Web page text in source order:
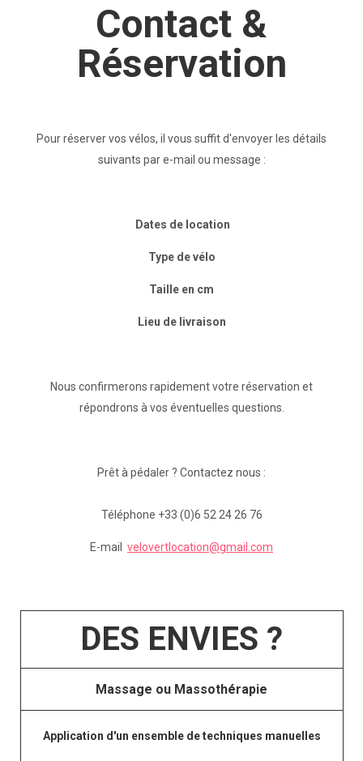
Contact &
Réservation
Pour réserver vos vélos, il vous suffit d'envoyer les détails
suivants par e-mail ou message :
Dates de location
Type de vélo
Taille en cm
Lieu de livraison
Nous confirmerons rapidement votre réservation et
répondrons à vos éventuelles questions.
Prêt à pédaler ? Contactez nous :
Téléphone +33 (0)6 52 24 26 76
E-mail velovertlocation@gmail.com
DES ENVIES ?
Massage ou Massothérapie
Application d'un ensemble de techniques manuelles